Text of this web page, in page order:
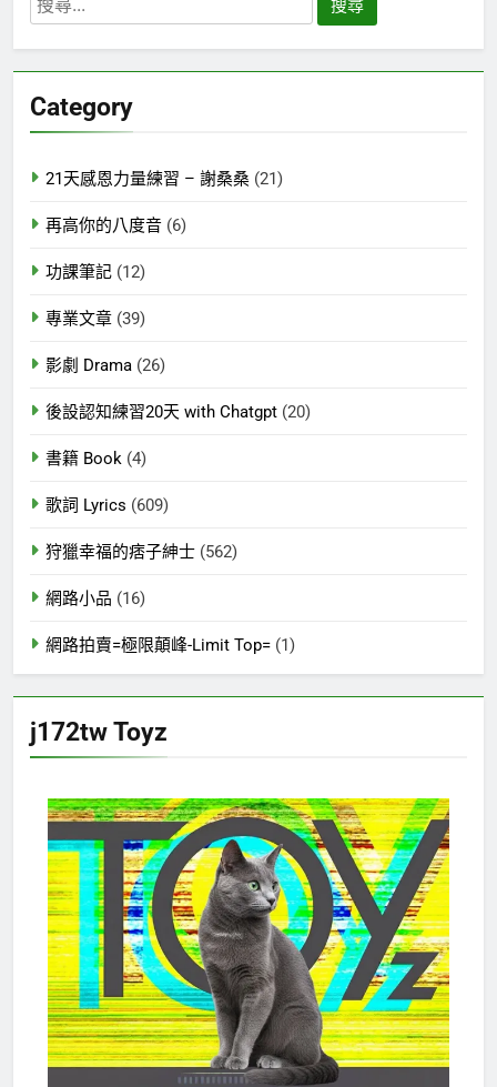
尋
字:
Category
21天感恩力量練習 – 謝桑桑 (21)
再高你的八度音 (6)
功課筆記 (12)
專業文章 (39)
影劇 Drama (26)
後設認知練習20天 with Chatgpt (20)
書籍 Book (4)
歌詞 Lyrics (609)
狩獵幸福的痞子紳士 (562)
網路小品 (16)
網路拍賣=極限顛峰-Limit Top= (1)
j172tw Toyz